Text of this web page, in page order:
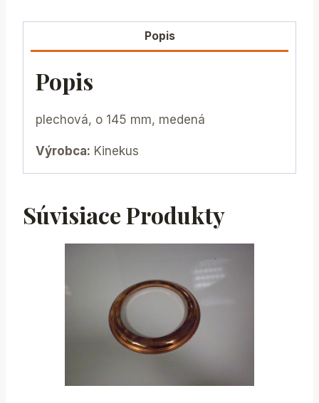
Popis
Popis
plechová, o 145 mm, medená
Výrobca: Kinekus
Súvisiace Produkty